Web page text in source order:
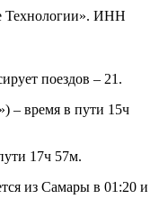
Технологии». ИНН
поездов – 21.
время в пути 15ч
17ч 57м.
из Самары в 01:20 и